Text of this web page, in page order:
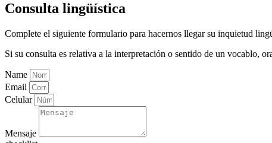
Consulta lingüística
Complete el siguiente formulario para hacernos llegar su inquietud
Si su consulta es relativa a la interpretación o sentido de un vocablo,
Name
Email
Celular
Mensaje